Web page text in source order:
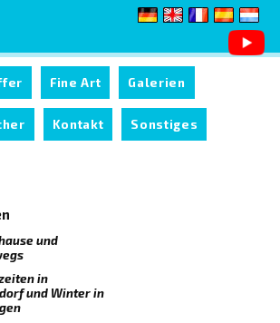
Fine Art Galerien
Kontakt Sonstiges
und
in
und Winter in